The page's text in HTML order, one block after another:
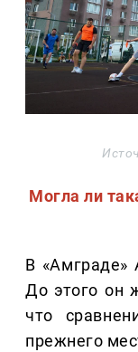
Могла ли
В «Амграде»
До этого он
что
прежнего